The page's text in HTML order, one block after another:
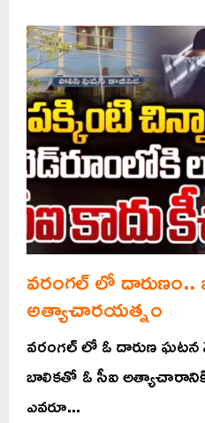
వరంగల్ లో
అత్యాచారయత్నం
వరంగల్ లో ఓ దారుణ ఘటన
బాలికతో ఓ సీఐ అత్యాచారానికి
ఎవరూ...